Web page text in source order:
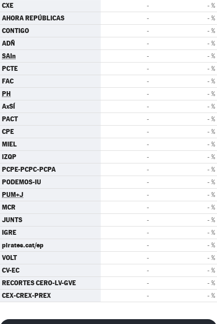
CXE - - %
AHORA REPÚBLICAS - - %
CONTIGO - - %
ADÑ - - %
SAIn - - %
PCTE - - %
FAC - - %
PH - - %
AxSÍ - - %
PACT - - %
CPE - - %
MIEL - - %
IZQP - - %
PCPE-PCPC-PCPA - - %
PODEMOS-IU - - %
PUM+J - - %
MCR - - %
JUNTS - - %
IGRE - - %
pirates.cat/ep - - %
VOLT - - %
CV-EC - - %
RECORTES CERO-LV-GVE - - %
CEX-CREX-PREX - - %